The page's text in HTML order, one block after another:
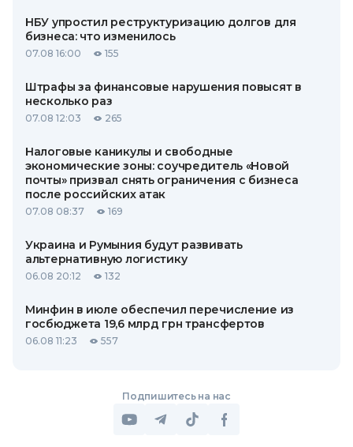
НБУ упростил реструктуризацию долгов для
бизнеса: что изменилось
07.08 16:00 155
Штрафы за финансовые нарушения повысят в
несколько раз
07.08 12:03 265
Налоговые каникулы и свободные
экономические зоны: соучредитель «Новой
почты» призвал снять ограничения с бизнеса
после российских атак
07.08 08:37 169
Украина и Румыния будут развивать
альтернативную логистику
06.08 20:12 132
Минфин в июле обеспечил перечисление из
госбюджета 19,6 млрд грн трансфертов
06.08 11:23 557
Подпишитесь на нас